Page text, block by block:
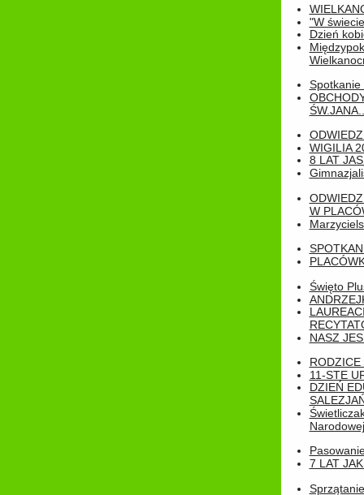
"W
Dzień
Spotkanie
WIGILIA
8 LAT
W
Święto
NASZ
RODZICE
11-STE
DZIEŃ
Narodowej
7 LAT